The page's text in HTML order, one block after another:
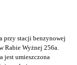
przy stacji benzynowej
Rabie Wyżnej 256a.
jest umieszczona